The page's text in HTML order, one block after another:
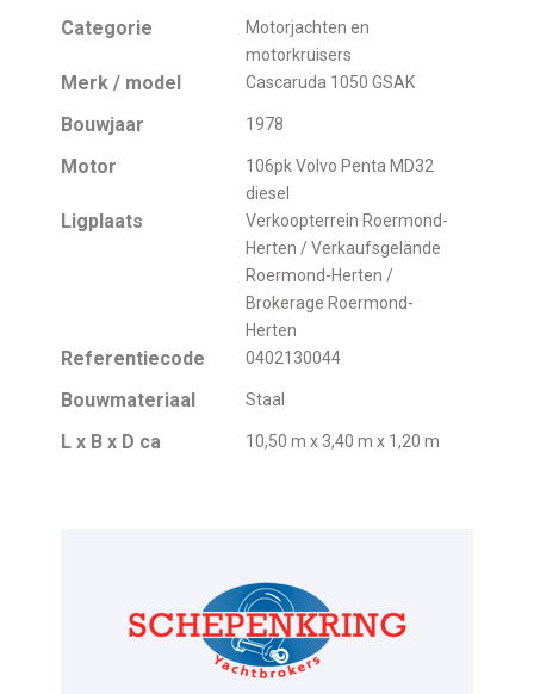
Categorie
Motorjachten en
motorkruisers
Merk / model Cascaruda 1050 GSAK
Bouwjaar 1978
Motor
106pk Volvo Penta MD32
diesel
Ligplaats
Verkoopterrein Roermond-
Herten / Verkaufsgelände
Roermond-Herten /
Brokerage Roermond-
Herten
Referentiecode 0402130044
Bouwmateriaal Staal
L x B x D ca 10,50 m x 3,40 m x 1,20 m